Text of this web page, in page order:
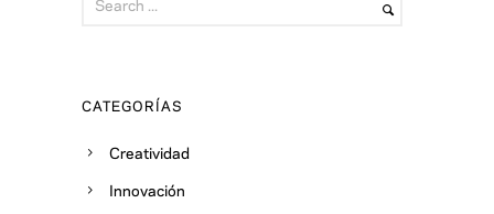
CATEGORÍAS
Creatividad
Innovación